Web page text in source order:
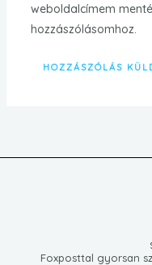
weboldalcímem
hozzászólásomhoz.
Foxposttal gyorsan